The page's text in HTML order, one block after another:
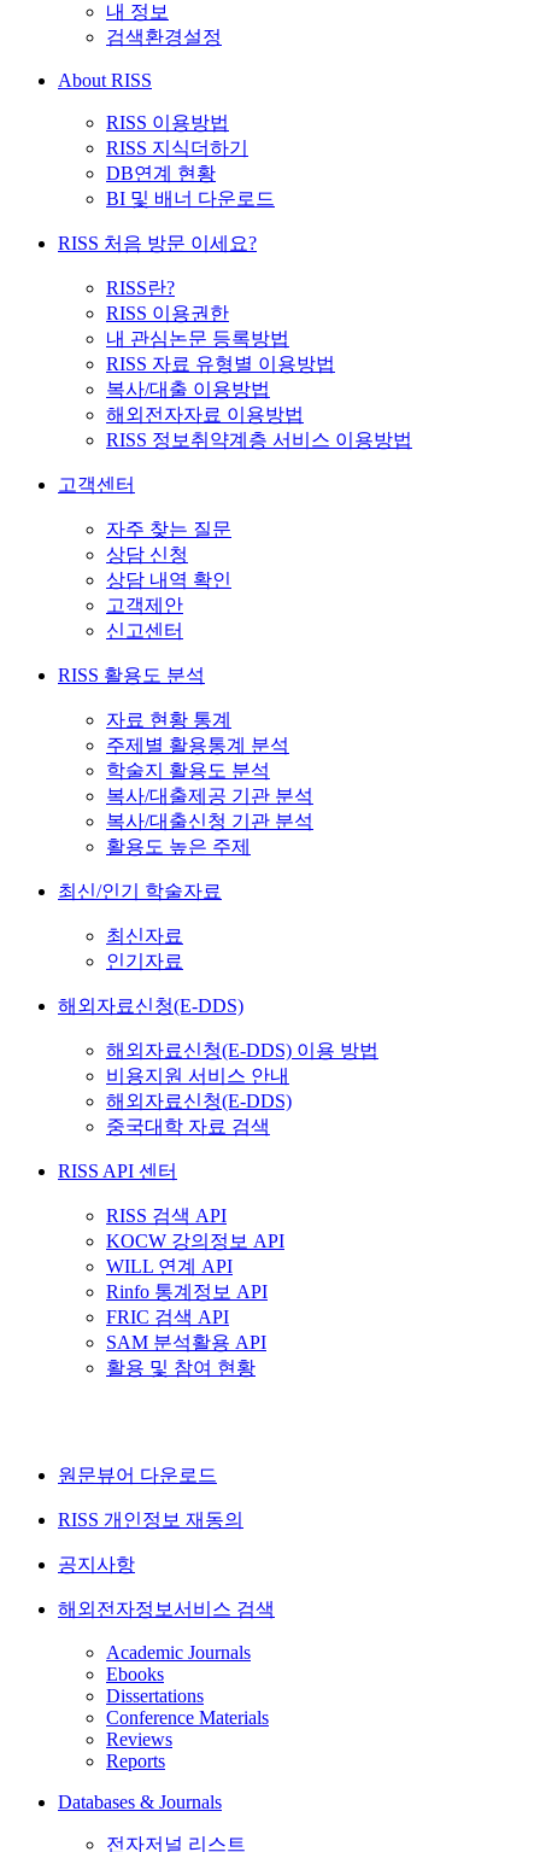
내 정보
검색환경설정
About RISS
RISS 이용방법
RISS 지식더하기
DB연계 현황
BI 및 배너 다운로드
RISS 처음 방문 이세요?
RISS란?
RISS 이용권한
내 관심논문 등록방법
RISS 자료 유형별 이용방법
복사/대출 이용방법
해외전자자료 이용방법
RISS 정보취약계층 서비스 이용방법
고객센터
자주 찾는 질문
상담 신청
상담 내역 확인
고객제안
신고센터
RISS 활용도 분석
자료 현황 통계
주제별 활용통계 분석
학술지 활용도 분석
복사/대출제공 기관 분석
복사/대출신청 기관 분석
활용도 높은 주제
최신/인기 학술자료
최신자료
인기자료
해외자료신청(E-DDS)
해외자료신청(E-DDS) 이용 방법
비용지원 서비스 안내
해외자료신청(E-DDS)
중국대학 자료 검색
RISS API 센터
RISS 검색 API
KOCW 강의정보 API
WILL 연계 API
Rinfo 통계정보 API
FRIC 검색 API
SAM 분석활용 API
활용 및 참여 현황
원문뷰어 다운로드
RISS 개인정보 재동의
공지사항
해외전자정보서비스 검색
Academic Journals
Ebooks
Dissertations
Conference Materials
Reviews
Reports
Databases & Journals
전자저널 리스트